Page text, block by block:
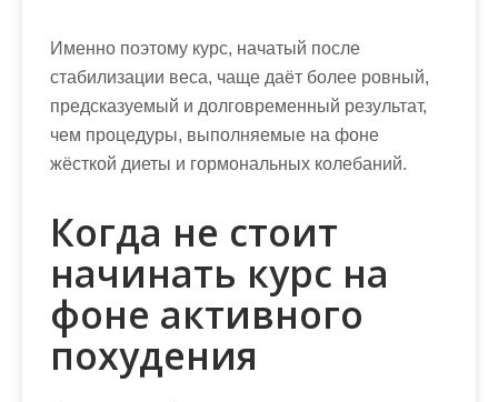
Именно поэтому курс, начатый после
стабилизации веса, чаще даёт более ровный,
предсказуемый и долговременный результат,
чем процедуры, выполняемые на фоне
жёсткой диеты и гормональных колебаний.
Когда не стоит
начинать курс на
фоне активного
похудения